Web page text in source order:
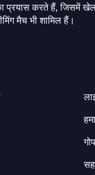
प्रयास करते हैं, जिसमें
मैच भी शामिल हैं।